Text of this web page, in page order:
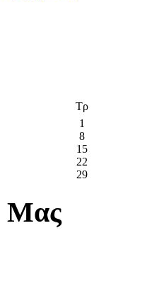
Τρ
1
8
15
22
29
Μας